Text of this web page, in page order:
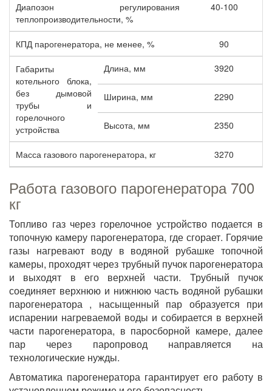
Диапозон регулирования
теплопроизводительности, %
40-100
КПД парогенератора, не менее, % 90
Габариты
котельного блока,
без дымовой
трубы и
горелочного
устройства
Длина, мм 3920
Ширина, мм 2290
Высота, мм 2350
Масса газового парогенератора, кг 3270
Работа газового парогенератора 700
кг
Топливо газ через горелочное устройство подается в
топочную камеру парогенератора, где сгорает. Горячие
газы нагревают воду в водяной рубашке топочной
камеры, проходят через трубный пучок парогенератора
и выходят в его верхней части. Трубный пучок
соединяет верхнюю и нижнюю часть водяной рубашки
парогенератора , насыщенный пар образуется при
испарении нагреваемой воды и собирается в верхней
части парогенератора, в паросборной камере, далее
пар через паропровод направляется на
технологические нужды.
Автоматика парогенератора гарантирует его работу в